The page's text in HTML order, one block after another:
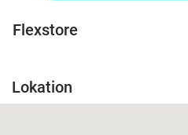
Flexstore
Lokation